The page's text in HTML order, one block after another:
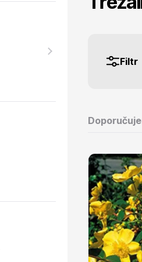
Nářadí,
Postřiky,
Filtr